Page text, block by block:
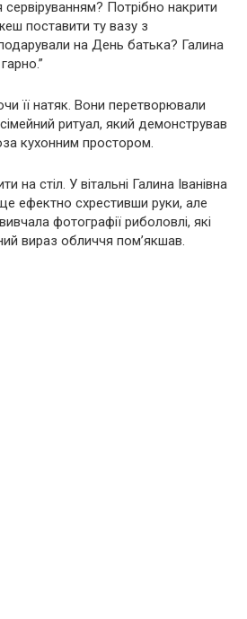
Потрібно накрити
поставити ту вазу з
на День батька? Галина
її натяк. Вони перетворювали
ритуал, який демонстрував
кухонним простором.
на стіл. У вітальні Галина Іванівна
ефектно схрестивши руки, але
фотографії риболовлі, які
вираз обличчя пом’якшав.